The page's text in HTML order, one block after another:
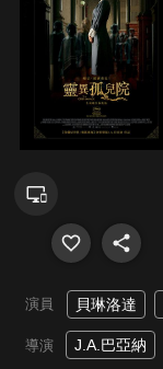
演員 貝琳洛達
導演 J.A.巴亞納